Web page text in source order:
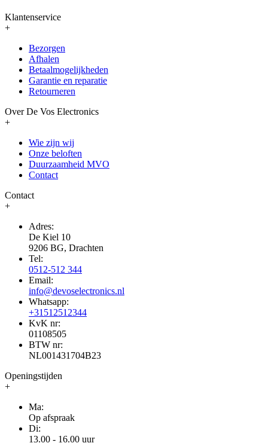
Klantenservice
+
Bezorgen
Afhalen
Betaalmogelijkheden
Garantie en reparatie
Retourneren
Over De Vos Electronics
+
Wie zijn wij
Onze beloften
Duurzaamheid MVO
Contact
Contact
+
Adres:
De Kiel 10
9206 BG, Drachten
Tel:
0512-512 344
Email:
info@devoselectronics.nl
Whatsapp:
+31512512344
KvK nr:
01108505
BTW nr:
NL001431704B23
Openingstijden
+
Ma:
Op afspraak
Di:
13.00 - 16.00 uur